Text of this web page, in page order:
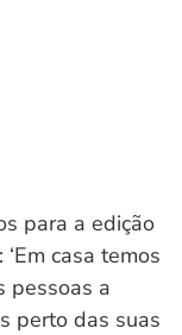
para a edição
casa temos
pessoas a
perto das suas